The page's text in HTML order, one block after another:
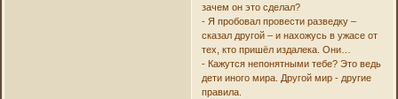
зачем он это сделал?
- Я пробовал провести разведку –
сказал другой – и нахожусь в ужасе от
тех, кто пришёл издалека. Они…
- Кажутся непонятными тебе? Это ведь
дети иного мира. Другой мир - другие
правила.